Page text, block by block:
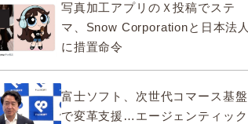
写真加工アプリのＸ投稿でステ
マ、Snow Corporationと日本法人
に措置命令
富士ソフト、次世代コマース基盤
で変革支援…エージェンティック